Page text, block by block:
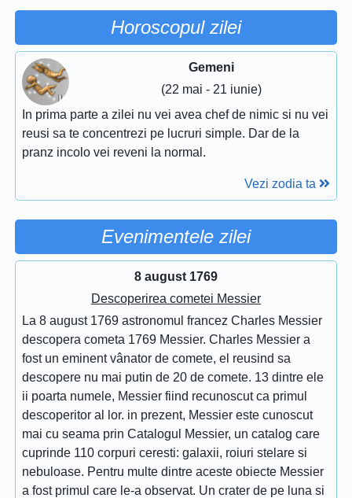
Horoscopul zilei
Gemeni
(22 mai - 21 iunie)
In prima parte a zilei nu vei avea chef de nimic si nu vei
reusi sa te concentrezi pe lucruri simple. Dar de la
pranz incolo vei reveni la normal.
Vezi zodia ta
Evenimentele zilei
8 august 1769
Descoperirea cometei Messier
La 8 august 1769 astronomul francez Charles Messier
descopera cometa 1769 Messier. Charles Messier a
fost un eminent vânator de comete, el reusind sa
descopere nu mai putin de 20 de comete. 13 dintre ele
ii poarta numele, Messier fiind recunoscut ca primul
descoperitor al lor. in prezent, Messier este cunoscut
mai cu seama prin Catalogul Messier, un catalog care
cuprinde 110 corpuri ceresti: galaxii, roiuri stelare si
nebuloase. Pentru multe dintre aceste obiecte Messier
a fost primul care le-a observat. Un crater de pe luna si